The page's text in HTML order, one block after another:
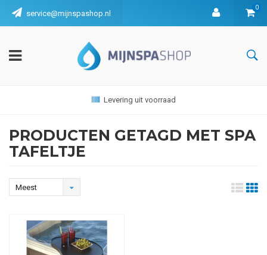
service@mijnspashop.nl
0
Levering uit voorraad
PRODUCTEN GETAGD MET SPA
TAFELTJE
Meest